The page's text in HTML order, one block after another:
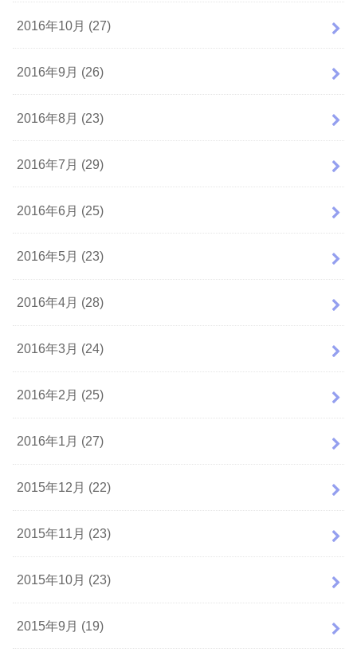
2016年10月 (27)
2016年9月 (26)
2016年8月 (23)
2016年7月 (29)
2016年6月 (25)
2016年5月 (23)
2016年4月 (28)
2016年3月 (24)
2016年2月 (25)
2016年1月 (27)
2015年12月 (22)
2015年11月 (23)
2015年10月 (23)
2015年9月 (19)